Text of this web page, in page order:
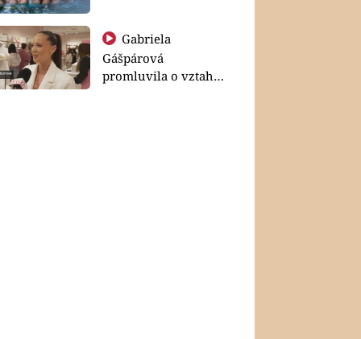
Gabriela
Gášpárová
promluvila o vztahu